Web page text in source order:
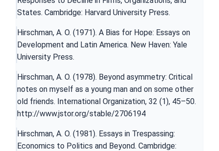
States. Cambridge: Harvard University Press.
Hirschman, A. O. (1971). A Bias for Hope: Essays on
Development and Latin America. New Haven: Yale
University Press.
Hirschman, A. O. (1978). Beyond asymmetry: Critical
notes on myself as a young man and on some other
old friends. International Organization, 32 (1), 45–50.
http://www.jstor.org/stable/2706194
Hirschman, A. O. (1981). Essays in Trespassing:
Economics to Politics and Beyond. Cambridge: